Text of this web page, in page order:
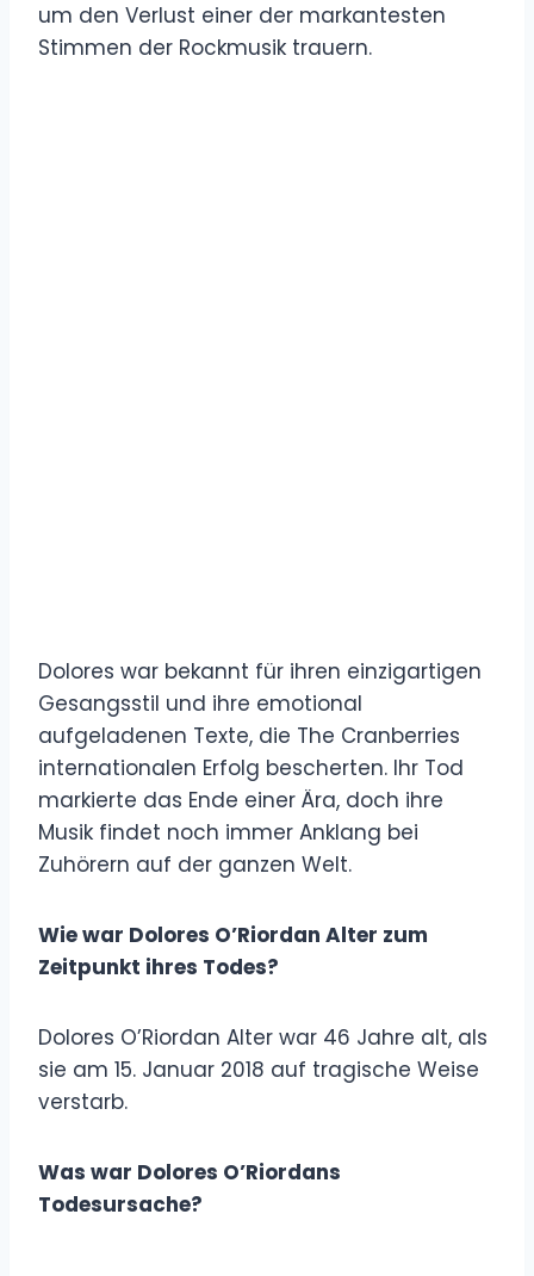
um den Verlust einer der markantesten
Stimmen der Rockmusik trauern.
Dolores war bekannt für ihren einzigartigen
Gesangsstil und ihre emotional
aufgeladenen Texte, die The Cranberries
internationalen Erfolg bescherten. Ihr Tod
markierte das Ende einer Ära, doch ihre
Musik findet noch immer Anklang bei
Zuhörern auf der ganzen Welt.
Wie war Dolores O’Riordan Alter zum
Zeitpunkt ihres Todes?
Dolores O’Riordan Alter war 46 Jahre alt, als
sie am 15. Januar 2018 auf tragische Weise
verstarb.
Was war Dolores O’Riordans
Todesursache?